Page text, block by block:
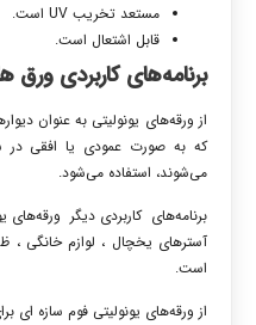
مستعد تخریب UV است.
قابل اشتعال است.
برنامه‌های کاربردی ورق
از ورقه‌های یونولیتی به عنوان
که به صورت عمودی یا افقی
‌می‌شوند، استفاده ‌می‌شود.
برنامه‌های کاربردی دیگر
است.
از ورقه‌های یونولیتی فوم سازه ای